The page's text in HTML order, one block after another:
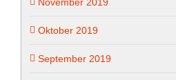
Oktober 2019
September 2019